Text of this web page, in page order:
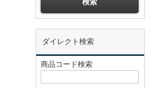
ダイレクト検索
商品コード検索